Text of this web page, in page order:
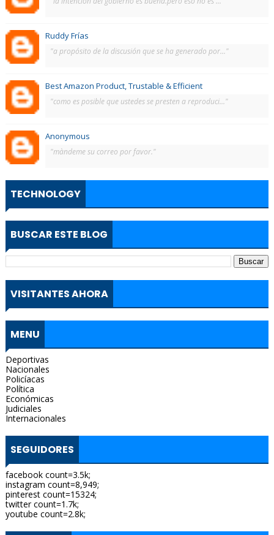
Ruddy Frías
"a propósito de la discusión que se ha generado por..."
Best Amazon Product, Trustable & Efficient
"como es posible que ustedes se presten a reproduci..."
Anonymous
"màndeme su correo por favor."
TECHNOLOGY
BUSCAR ESTE BLOG
VISITANTES AHORA
MENU
Deportivas
Nacionales
Policíacas
Política
Económicas
Judiciales
Internacionales
SEGUIDORES
facebook count=3.5k;
instagram count=8,949;
pinterest count=15324;
twitter count=1.7k;
youtube count=2.8k;